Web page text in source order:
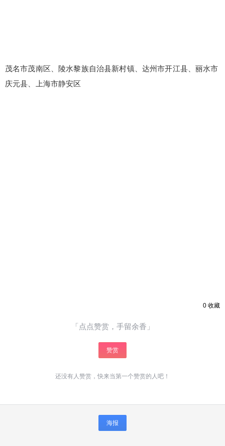
茂名市茂南区、陵水黎族自治县新村镇、达州市开江县、丽水市
庆元县、上海市静安区
0 收藏
「点点赞赏，手留余香」
赞赏
还没有人赞赏，快来当第一个赞赏的人吧！
海报